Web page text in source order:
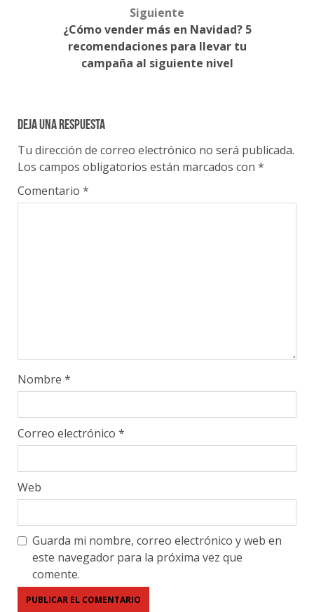
Siguiente
¿Cómo vender más en Navidad? 5
recomendaciones para llevar tu
campaña al siguiente nivel
Deja una respuesta
Tu dirección de correo electrónico no será publicada.
Los campos obligatorios están marcados con *
Comentario *
Nombre *
Correo electrónico *
Web
Guarda mi nombre, correo electrónico y web en
este navegador para la próxima vez que
comente.